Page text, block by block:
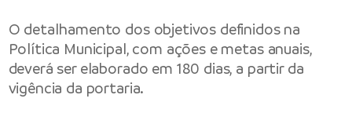
O detalhamento dos objetivos definidos na
Política Municipal, com ações e metas anuais,
deverá ser elaborado em 180 dias, a partir da
vigência da portaria.